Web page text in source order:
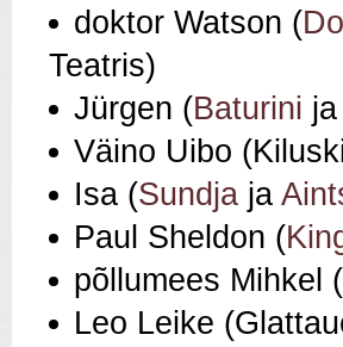
doktor Watson (
Teatris)
Jürgen (Baturini
Väino Uibo
Isa (Sundja ja
Paul Sheldon (
põllumees Mihkel (
Leo Leike